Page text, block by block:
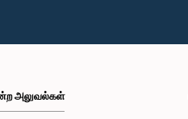
அலுவல்கள்